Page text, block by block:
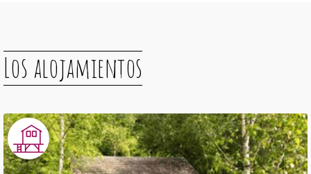
Los alojamientos